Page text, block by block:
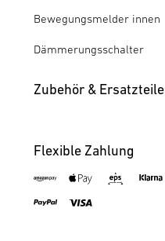
Bewegungsmelder innen
Dämmerungsschalter
Zubehör & Ersatzteile
Flexible Zahlung